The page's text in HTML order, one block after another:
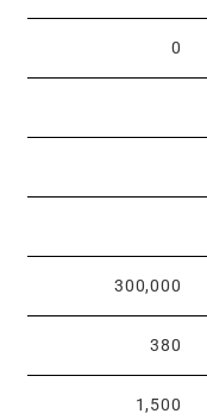
0
300,000
380
1,500